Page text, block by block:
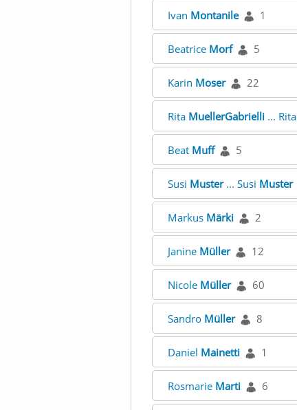
Ivan Montanile 1
Beatrice Morf 5
Karin Moser 22
Rita MuellerGabrielli... Rita
Beat Muff 5
Susi Muster... Susi Muster
Markus Märki 2
Janine Müller 12
Nicole Müller 60
Sandro Müller 8
Daniel Mainetti 1
Rosmarie Marti 6